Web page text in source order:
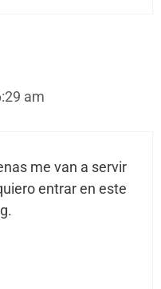
am
me van a servir
entrar en este